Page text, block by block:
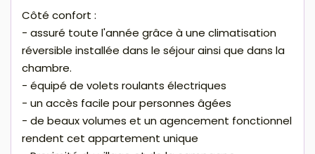
Côté confort :
- assuré toute l'année grâce à une climatisation
réversible installée dans le séjour ainsi que dans la
chambre.
- équipé de volets roulants électriques
- un accès facile pour personnes âgées
- de beaux volumes et un agencement fonctionnel
rendent cet appartement unique